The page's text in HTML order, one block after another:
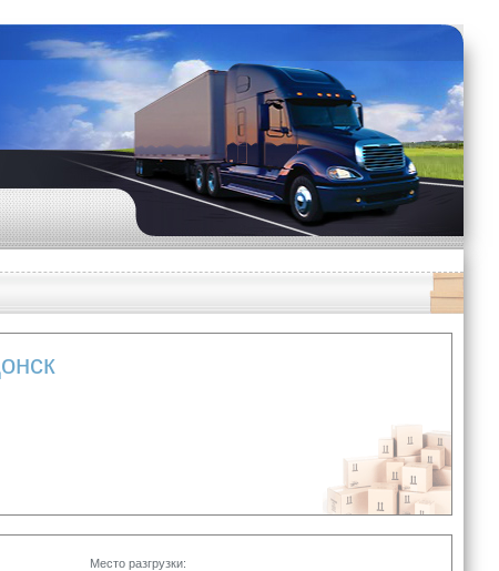
Место разгрузки: